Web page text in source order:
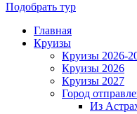
Подобрать тур
Главная
Круизы
Круизы 2026-
Круизы 2026
Круизы 2027
Город
Из